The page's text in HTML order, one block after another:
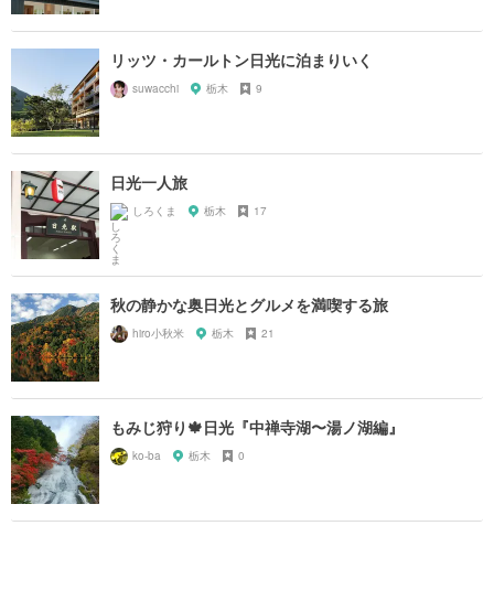
リッツ・カールトン日光に泊まりいく
suwacchi 栃木 9
日光一人旅
しろくま 栃木 17
秋の静かな奥日光とグルメを満喫する旅
hiro小秋米 栃木 21
もみじ狩り🍁日光『中禅寺湖〜湯ノ湖編』
ko-ba 栃木 0